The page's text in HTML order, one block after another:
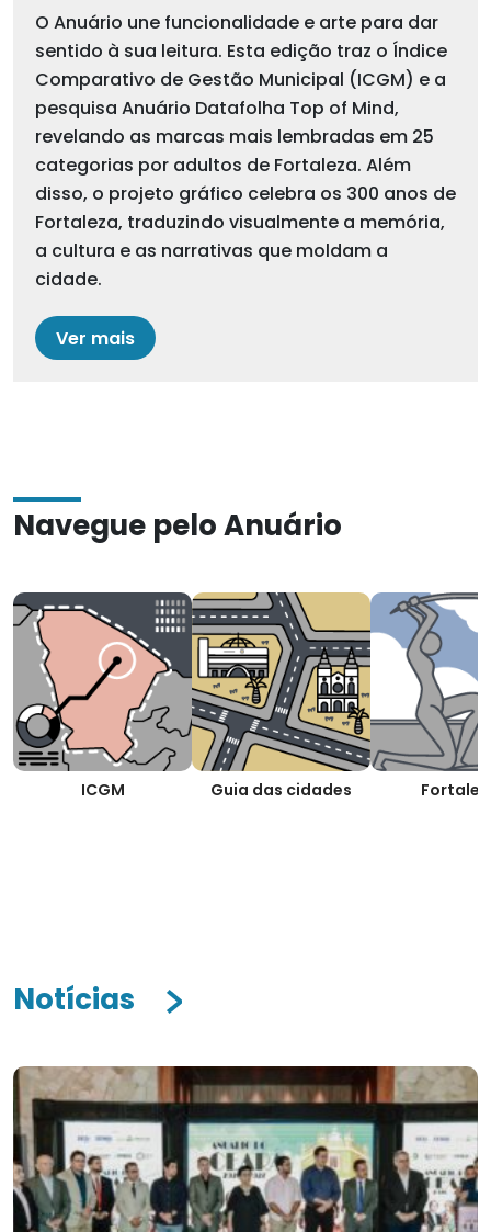
O Anuário une funcionalidade e arte para dar
sentido à sua leitura. Esta edição traz o Índice
Comparativo de Gestão Municipal (ICGM) e a
pesquisa Anuário Datafolha Top of Mind,
revelando as marcas mais lembradas em 25
categorias por adultos de Fortaleza. Além
disso, o projeto gráfico celebra os 300 anos de
Fortaleza, traduzindo visualmente a memória,
a cultura e as narrativas que moldam a
cidade.
Ver mais
Navegue pelo Anuário
ICGM Guia das cidades
Notícias